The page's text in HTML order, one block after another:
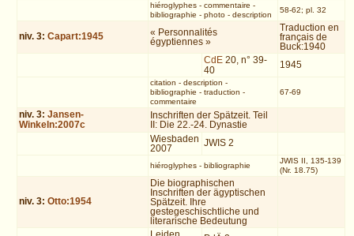
hiéroglyphes- commentaire -
bibliographie - photo- description
58-62; pl. 32
niv. 3:Capart:1945
« Personnalités
égyptiennes »
Traduction en
français de
Buck:1940
CdE 20, n° 39-
40
1945
citation - description -
bibliographie - traduction -
commentaire
67-69
niv. 3:Jansen-
Winkeln:2007c
Inschriften der Spätzeit. Teil
II: Die 22.-24. Dynastie
Wiesbaden
2007
JWIS 2
hiéroglyphes- bibliographie
JWIS II, 135-139
(Nr. 18.75)
niv. 3:Otto:1954
Die biographischen
Inschriften der ägyptischen
Spätzeit. Ihre
gestegeschischtliche und
literarische Bedeutung